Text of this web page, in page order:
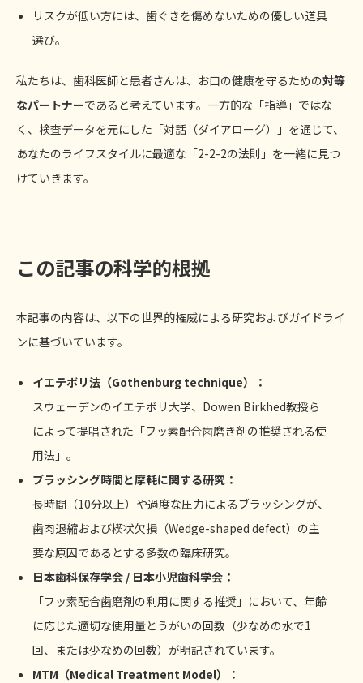
リスクが低い方には、歯ぐきを傷めないための優しい道具
選び。
私たちは、歯科医師と患者さんは、お口の健康を守るための対等
なパートナーであると考えています。一方的な「指導」ではな
く、検査データを元にした「対話（ダイアローグ）」を通じて、
あなたのライフスタイルに最適な「2-2-2の法則」を一緒に見つ
けていきます。
この記事の科学的根拠
本記事の内容は、以下の世界的権威による研究およびガイドライ
ンに基づいています。
イエテボリ法（Gothenburg technique）：
スウェーデンのイエテボリ大学、Dowen Birkhed教授ら
によって提唱された「フッ素配合歯磨き剤の推奨される使
用法」。
ブラッシング時間と摩耗に関する研究：
長時間（10分以上）や過度な圧力によるブラッシングが、
歯肉退縮および楔状欠損（Wedge-shaped defect）の主
要な原因であるとする多数の臨床研究。
日本歯科保存学会 / 日本小児歯科学会：
「フッ素配合歯磨剤の利用に関する推奨」において、年齢
に応じた適切な使用量とうがいの回数（少なめの水で1
回、または少なめの回数）が明記されています。
MTM （Medical Treatment Model）：